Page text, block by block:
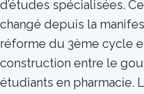
d’études spécialisées.
changé depuis la
réforme du 3ème cycle
construction entre le
étudiants en pharmacie.